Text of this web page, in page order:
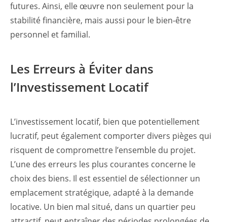
futures. Ainsi, elle œuvre non seulement pour la
stabilité financière, mais aussi pour le bien-être
personnel et familial.
Les Erreurs à Éviter dans
l’Investissement Locatif
L’investissement locatif, bien que potentiellement
lucratif, peut également comporter divers pièges qui
risquent de compromettre l’ensemble du projet.
L’une des erreurs les plus courantes concerne le
choix des biens. Il est essentiel de sélectionner un
emplacement stratégique, adapté à la demande
locative. Un bien mal situé, dans un quartier peu